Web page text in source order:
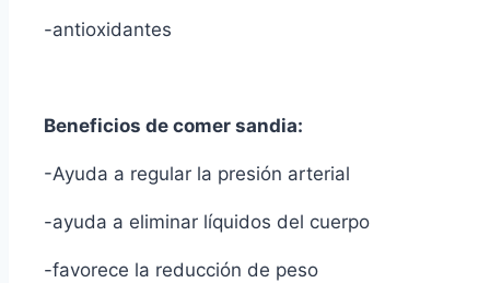
-antioxidantes
Beneficios de comer sandia:
-Ayuda a regular la presión arterial
-ayuda a eliminar lí­quidos del cuerpo
-favorece la reducción de peso